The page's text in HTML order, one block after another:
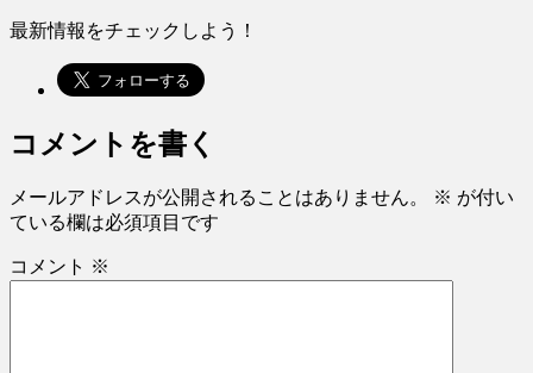
最新情報をチェックしよう！
コメントを書く
メールアドレスが公開されることはありません。 ※ が付い
ている欄は必須項目です
コメント ※